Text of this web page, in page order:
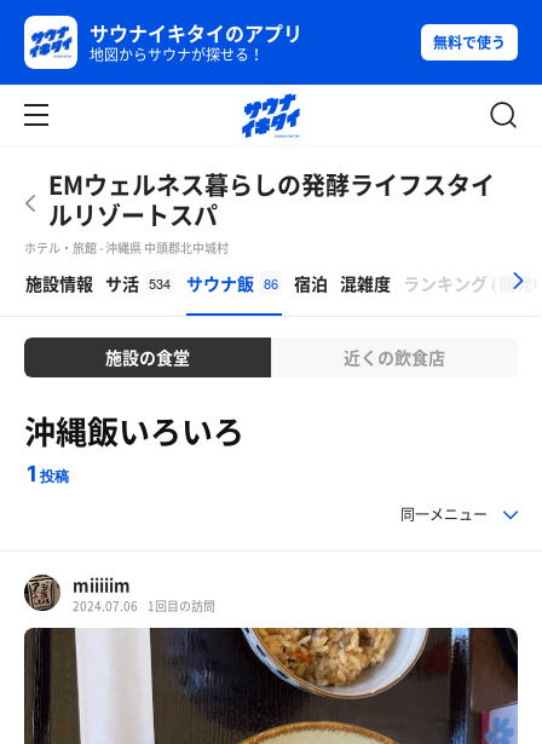
サウナイキタイのアプリ
地図からサウナが探せる！
無料で使う
EMウェルネス暮らしの発酵ライフスタイ
ルリゾートスパ
ホテル・旅館 - 沖縄県 中頭郡北中城村
施設情報 サ活 534 サウナ飯 86 宿泊 混雑度 ランキング ( 開発
施設の食堂 近くの飲食店
沖縄飯いろいろ
1 投稿
同一メニュー
miiiiim
2024.07.06 1回目の訪問